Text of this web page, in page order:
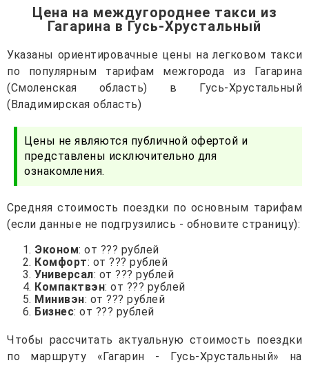
Цена на междугороднее такси из
Гагарина в Гусь-Хрустальный
Указаны ориентировачные цены на легковом такси
по популярным тарифам межгорода из Гагарина
(Смоленская область) в Гусь-Хрустальный
(Владимирская область)
Цены не являются публичной офертой и
представлены исключительно для
ознакомления.
Средняя стоимость поездки по основным тарифам
(если данные не подгрузились - обновите страницу):
Эконом: от ??? рублей
Комфорт: от ??? рублей
Универсал: от ??? рублей
Компактвэн: от ??? рублей
Минивэн: от ??? рублей
Бизнес: от ??? рублей
Чтобы рассчитать актуальную стоимость поездки
по маршруту «Гагарин - Гусь-Хрустальный» на